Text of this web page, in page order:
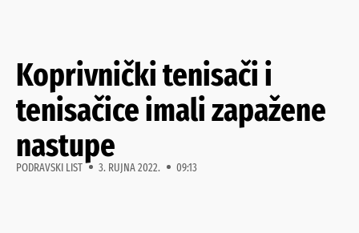
Koprivnički tenisači i
tenisačice imali zapažene
nastupe
PODRAVSKI LIST 3. RUJNA 2022. 09:13